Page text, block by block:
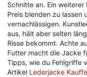
Schnitte an. Ein
Preis blenden zu lassen
vernachlässigen.
aus, hält aber selten
Risse bekommt. Achte
Futter macht die Jacke
Tipps, wie du Fehlgriffe
Artikel Lederjacke